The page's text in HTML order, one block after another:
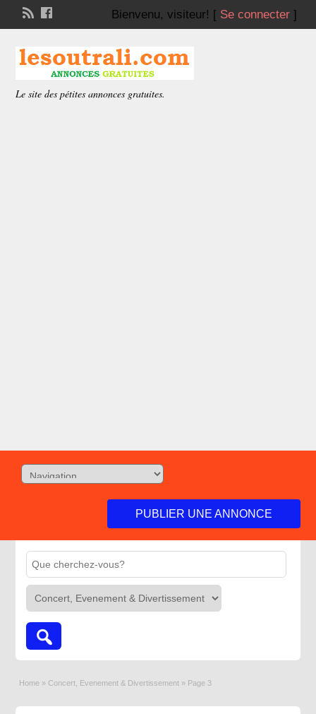
Bienvenu, visiteur! [ Se connecter]
Le site des pétites annonces gratuites.
PUBLIER UNE ANNONCE
Home » Concert, Evenement & Divertissement » Page 3